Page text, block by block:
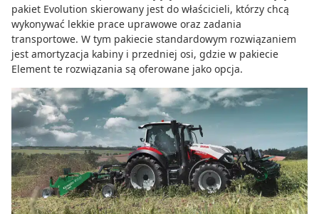
pakiet Evolution skierowany jest do właścicieli, którzy chcą
wykonywać lekkie prace uprawowe oraz zadania
transportowe. W tym pakiecie standardowym rozwiązaniem
jest amortyzacja kabiny i przedniej osi, gdzie w pakiecie
Element te rozwiązania są oferowane jako opcja.